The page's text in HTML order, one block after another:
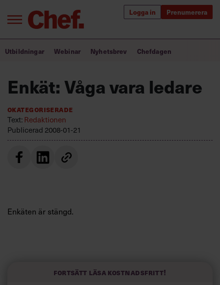
Logga in Prenumerera
Kundservice
Bra ledare förändrar världen
Innehåll från Chef
Utbildning för ledare
Chefakademin+
Populära utbildningar
Utbildningar Webinar Nyhetsbrev Chefdagen
Enkät: Våga vara ledare
Okategoriserade
Text:Redaktionen
Publicerad 2008-01-21
Enkäten är stängd.
Fortsätt läsa kostnadsfritt!